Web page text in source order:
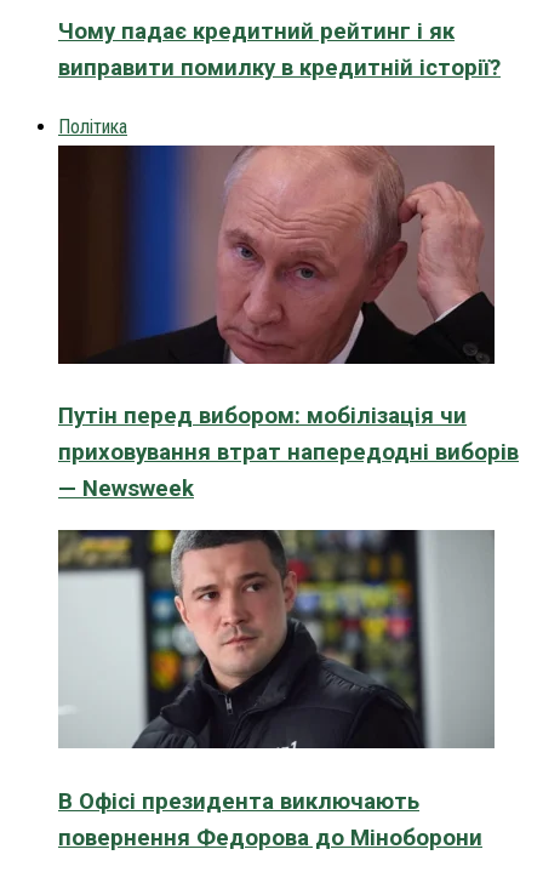
Чому падає кредитний рейтинг і як
виправити помилку в кредитній історії?
Політика
Путін перед вибором: мобілізація чи
приховування втрат напередодні виборів
— Newsweek
В Офісі президента виключають
повернення Федорова до Міноборони